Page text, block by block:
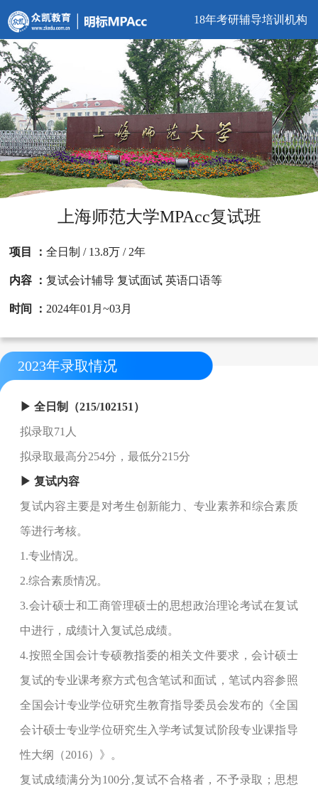
18年考研辅导培训机构
上海师范大学MPAcc复试班
项目 ：全日制 / 13.8万 / 2年
内容 ：复试会计辅导 复试面试 英语口语等
时间 ： 2024年01月~03月
2023年录取情况
▶ 全日制（215/102151）
拟录取71人
拟录取最高分254分，最低分215分
▶ 复试内容
复试内容主要是对考生创新能力、专业素养和综合素质
等进行考核。
1.专业情况。
2.综合素质情况。
3.会计硕士和工商管理硕士的思想政治理论考试在复试
中进行，成绩计入复试总成绩。
4.按照全国会计专硕教指委的相关文件要求，会计硕士
复试的专业课考察方式包含笔试和面试，笔试内容参照
全国会计专业学位研究生教育指导委员会发布的《全国
会计硕士专业学位研究生入学考试复试阶段专业课指导
性大纲（2016）》。
复试成绩满分为100分,复试不合格者，不予录取；思想